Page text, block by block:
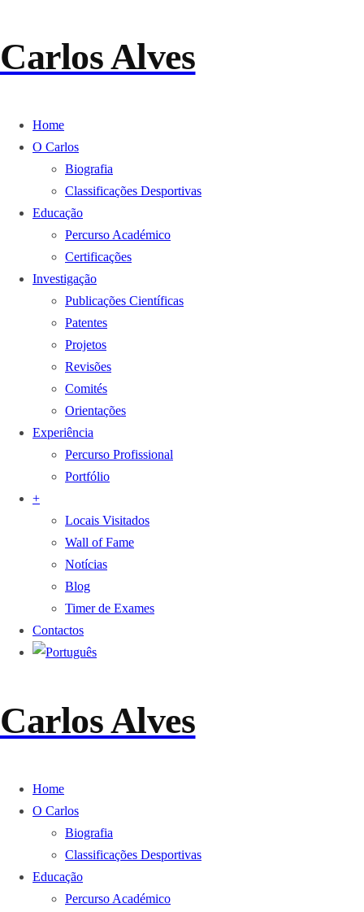
Carlos Alves
Home
O Carlos
Biografia
Classificações Desportivas
Educação
Percurso Académico
Certificações
Investigação
Publicações Científicas
Patentes
Projetos
Revisões
Comités
Orientações
Experiência
Percurso Profissional
Portfólio
+
Locais Visitados
Wall of Fame
Notícias
Blog
Timer de Exames
Contactos
Carlos Alves
Home
O Carlos
Biografia
Classificações Desportivas
Educação
Percurso Académico